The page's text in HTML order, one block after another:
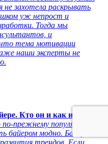
не захотела раскрывать
уж непрост и
Тогда мы
и
что тема мотивации
наши эксперты не
Кто он и как им
прежнему популярная и
байером модно. Байеры
трендов. Если